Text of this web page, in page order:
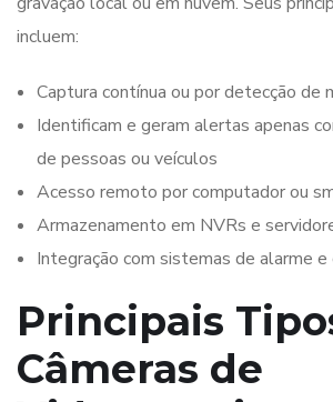
incluem:
Captura contínua ou por detecção de
Identificam e geram alertas apenas
de pessoas ou veículos
Acesso remoto por computador ou
Armazenamento em NVRs e
Integração com sistemas de alarme
Principais
Câmeras de